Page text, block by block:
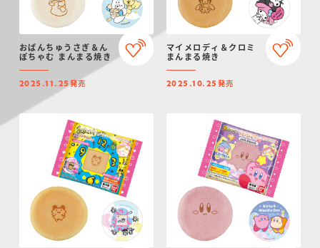
おぱんちゅうさぎ＆ん
ぽちゃむ まんまる焼き
2025.11.25発売
マイメロディ＆クロミ
まんまる焼き
2025.10.25 発売